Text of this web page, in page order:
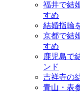
福井で結
すめ
結婚指輪
京都で結
すめ
鹿児島で
ンド
吉祥寺の
青山・表